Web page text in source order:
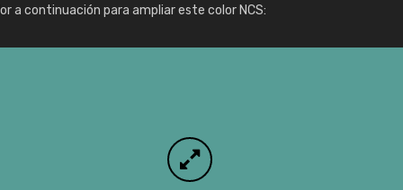
a continuación para ampliar este color NCS: